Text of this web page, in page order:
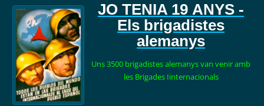
JO TENIA 19 ANYS -
Els brigadistes
alemanys
Uns 3500 brigadistes alemanys van venir amb
les Brigades Iinternacionals